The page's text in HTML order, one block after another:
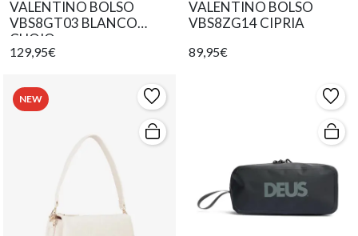
VALENTINO BOLSO
VBS8GT03 BLANCO
CUOIO
129,95€
VALENTINO BOLSO
VBS8ZG14 CIPRIA
89,95€
NEW